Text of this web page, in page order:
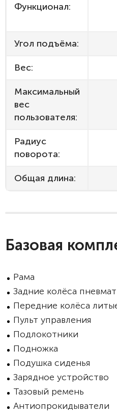
Функционал:
Угол подъёма:
Вес:
Максимальный
вес
пользователя:
Радиус
поворота:
Общая длина:
Базовая
Рама
Задние колёса
Передние колёса
Пульт управления
Подлокотники
Подножка
Подушка сиденья
Зарядное устройство
Тазовый ремень
Антиопрокидыватели